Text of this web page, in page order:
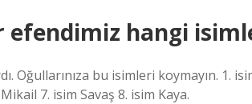
efendimiz hangi
Oğullarınıza bu isimleri koymayın. 1.
7. isim Savaş 8. isim Kaya.